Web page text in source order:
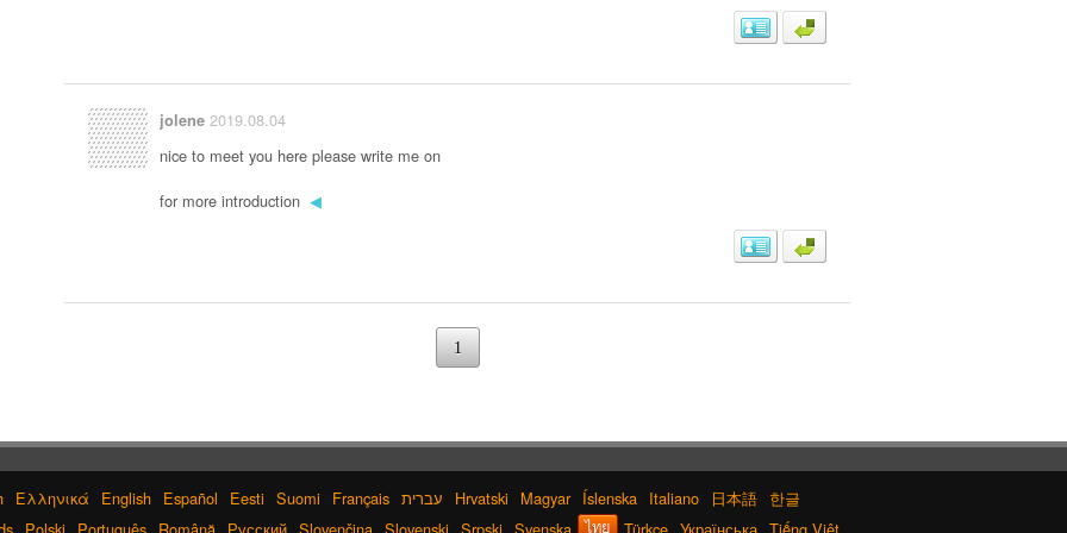
jolene 2019.08.04
nice to meet you here please write me on
for more introduction ◀
1
Ελληνικά English Español Eesti Suomi Français עברית Hrvatski Magyar Íslenska Italiano 日本語 한글
Polski Português Română Русский Slovenčina Slovenski Srpski Svenska ไทย Türkçe Українська Tiếng Việt